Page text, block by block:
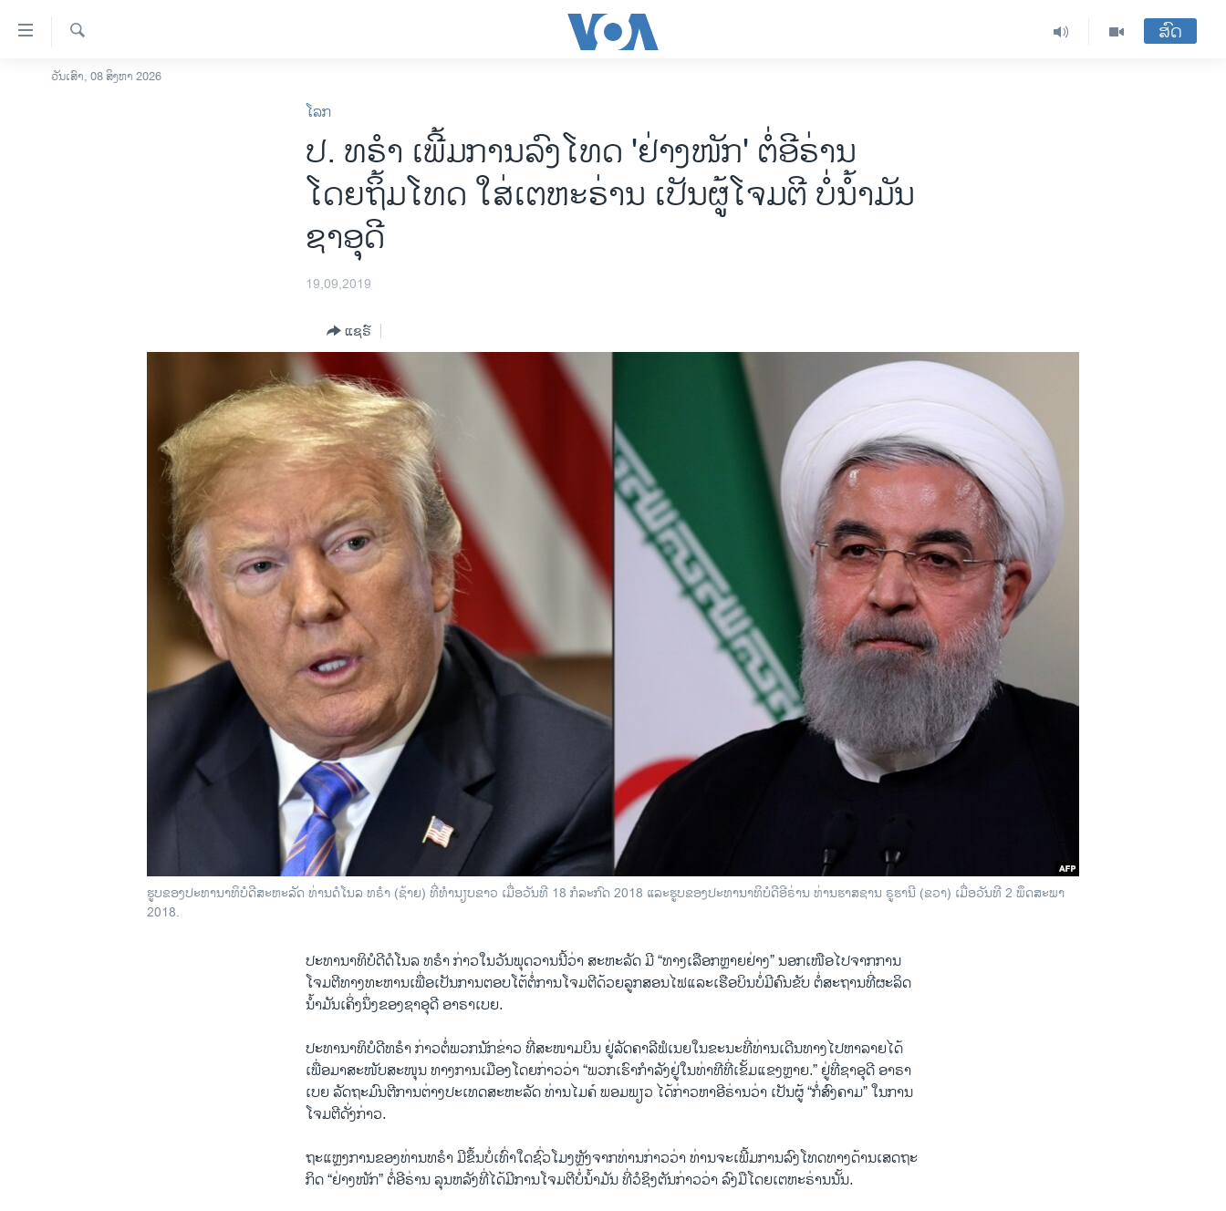
ລິ້ງ
ສຳຫລັບ
ໂຮມເພຈ
ຄົ້ນຫາ
ສົດ
ວັນເສົາ, 08 ສິງຫາ 2026
ໂລກ
ປ. ທ​ຣຳ ເພີ້ມ​ການ​ລົງ​ໂທດ 'ຢ່າງ​ໜັກ' ຕໍ່​ອີ​ຣ່ານ
ໂດຍ​ຖິ້ມ​ໂທດ ໃສ່​ເຕ​ຫະ​ຣ່ານ ເປັນ​ຜູ້​ໂຈມ​ຕີ ບໍ່​ນ້ຳ​ມັນ
ຊາ​ອຸ​ດີ
19,09,2019
ແຊຣ໌
ຮູບ​ຂອງ​ປະ​ທາ​ນາ​ທິ​ບໍ​ດີ​ສະ​ຫະ​ລັດ ​ທ່ານ​ດໍ​ໂນ​ລ ທ​ຣຳ (ຊ້າຍ) ທີ່​ທຳ​ນຽບ​ຂາວ ເມື່ອ​ວັນ​ທີ 18 ກໍ​ລະ​ກົດ 2018 ແລະ​ຮູບ​ຂອງ​ປະ​ທາ​​ນາ​ທິ​ບໍ​ດີອ​ີ​ຣ່ານ ທ່ານ​ຮາ​ສ​ຊານ ຣູ​ຮາ​ນີ (ຂວາ) ເມື່ອ​ວັນ​ທີ 2 ພຶດ​ສະ​ພາ
2018.
ປະ​ທາ​ນາ​ທິ​ບໍ​ດີ​ດໍ​ໂນ​ລ ທ​ຣຳ ກ່າວ​ໃນ​ວັນ​ພຸດ​ວານນີ້​ວ່​າ ສະ​ຫະ​ລັດ ມີ “ທາງ​ເລືອກ​ຫຼາຍ​ຢ່າງ” ນອກ​ເໜືອ​ໄປ​ຈາກ​ການ​
ໂຈມ​ຕີ​ທາງ​ທະ​ຫານເພື່ອ​ເປັນ​ການຕອບ​ໂຕ້​ຕໍ່​ການ​ໂຈມ​ຕີ​ດ້ວຍ​ລູກ​ສອນ​ໄຟ​ແລະ​ເຮືອ​ບິນ​ບໍ່​ມີ​ຄົນ​ຂັບ ​ຕໍ່​ສະ​ຖານ​ທີ່ຜະ​ລິດ​
ນ້ຳ​ມັນເຄິ່ງ​ນຶ່ງ​ຂອງ​ຊາ​ອຸ​ດີ ອາ​ຣາ​ເບຍ.
ປະ​ທາ​ນາ​ທິ​ບໍ​ດີ​ທ​ຣຳ ກ່າວ​ຕໍ່​ພວກ​ນັກ​ຂ່າວ ທີ່​ສະ​ໜາມ​ບິນ ​ຢູ່​ລັດ​ຄາ​ລີ​ຟໍ​ເນຍ​ໃນຂະ​ນະທີ່ທ່ານ​ເດີນ​ທາງ​ໄປ​ຫາ​ລາຍ​ໄດ້ ​
ເພື່ອມາ​ສະ​ໜັບ​ສະ​ໜຸນ​ ທາງ​ການ​ເມືອງ​ໂດຍກ່າວ​ວ່າ “ພວກ​ເຮົາ​ກຳ​ລັງ​ຢູ່​ໃນ​ທ່າ​ທີ​ທີ່​ເຂັ້ມ​ແຂງຫຼາຍ.” ຢູ່​ທີ່​ຊາ​ອຸ​ດີ ອາ​ຣາ​
ເບຍ ລັດ​ຖະ​ມົນ​ຕີ​ການ​ຕ່າງ​ປະ​ເທດ​ສະ​ຫະ​ລັດ ທ່ານໄມ​ຄ໌ ພອມ​ພຽວ ໄດ້​ກ່າວຫາ​ອີ​ຣ່ານ​ວ່າ ເປັນ​ຜູ້​ “ກໍ່​ສົງ​ຄາມ” ໃນ​ການ​
ໂຈມ​ຕີ​ດັ່ງ​ກ່າວ.
ຖະ​ແຫຼງ​ການ​ຂອງ​ທ່ານ​ທ​ຣຳ ມີ​ຂຶ້ນ​ບໍ່​ເທົ່າ​ໃດ​ຊົ່ວ​ໂມງ​ຫຼັງ​ຈາກ​ທ່ານ​ກ່າວ​ວ່າ ທ່ານຈະ​ເພີ້ມ​ການ​ລົງ​ໂທດ​ທາງ​ດ້ານ​ເສດ​ຖະ​
ກິດ “ຢ່າງ​ໜັກ” ຕໍ່​ອີ​ຣ່ານ ລຸນ​ຫລັງທີ່​ໄດ້​ມີ​ການ​ໂຈມ​ຕີ​ບໍ່​ນ້ຳ​ມັນ ທີ່​ວໍ​ຊິງ​ຕັນ​ກ່າວ​ວ່າ ລົງ​ມື​ໂດຍເຕ​ຫະ​ຣ່ານນັ້ນ.